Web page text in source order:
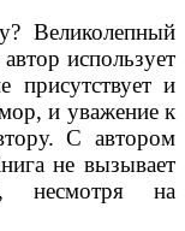
Великолепный
использует
и
и уважение к
С автором
не вызывает
несмотря на